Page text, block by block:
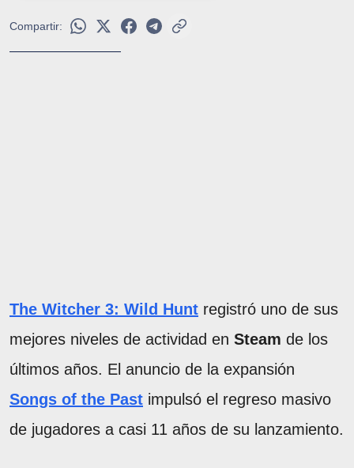
Compartir:
The Witcher 3: Wild Hunt registró uno de sus
mejores niveles de actividad en Steam de los
últimos años. El anuncio de la expansión
Songs of the Past impulsó el regreso masivo
de jugadores a casi 11 años de su lanzamiento.